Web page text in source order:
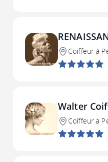
Coiffeur à
Walter
Coiffeur à